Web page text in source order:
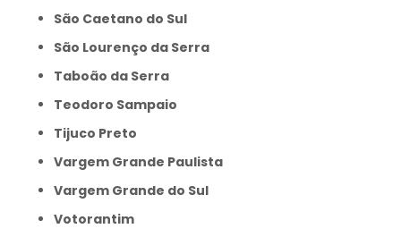
São Caetano do Sul
São Lourenço da Serra
Taboão da Serra
Teodoro Sampaio
Tijuco Preto
Vargem Grande Paulista
Vargem Grande do Sul
Votorantim